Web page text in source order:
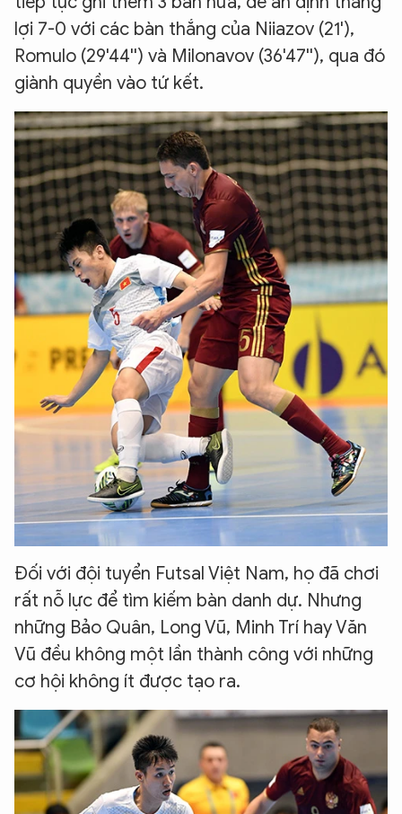
lợi 7-0 với các bàn thắng của Niiazov (21'),
Romulo (29'44'') và Milonavov (36'47''), qua đó
giành quyền vào tứ kết.
Đối với đội tuyển Futsal Việt Nam, họ đã chơi
rất nỗ lực để tìm kiếm bàn danh dự. Nhưng
những Bảo Quân, Long Vũ, Minh Trí hay Văn
Vũ đều không một lần thành công với những
cơ hội không ít được tạo ra.